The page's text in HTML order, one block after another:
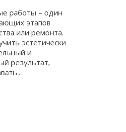
работы – один
этапов
или ремонта.
эстетически
и
результат,